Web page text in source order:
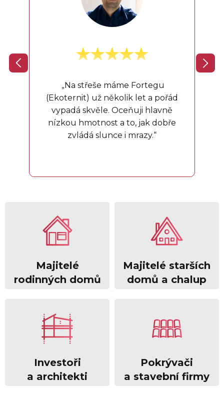
„Na střeše máme Fortegu
(Ekoternit) už několik let a pořád
vypadá skvěle. Oceňuji hlavně
nízkou hmotnost a to, jak dobře
zvládá slunce i mrazy.“
Majitelé
rodinných domů
Majitelé starších
domů a chalup
Investoři
a architekti
Pokrývači
a stavební firmy